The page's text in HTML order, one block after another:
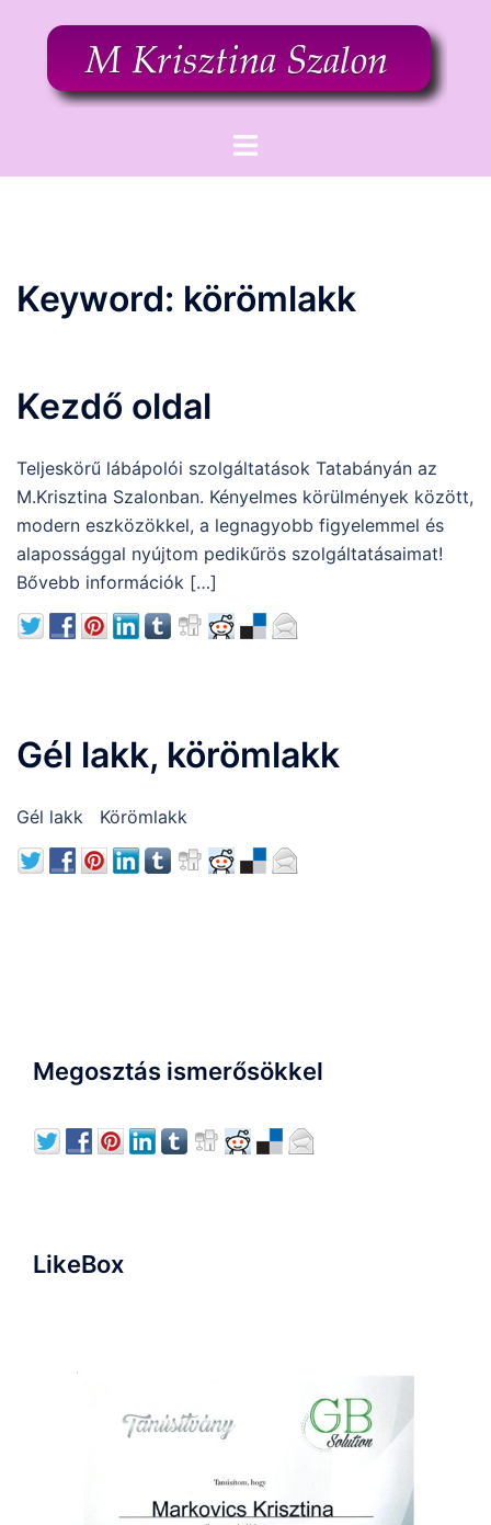
Toggle
Keyword: körömlakk
Kezdő oldal
Teljeskörű lábápolói szolgáltatások Tatabányán az
M.Krisztina Szalonban. Kényelmes körülmények között,
modern eszközökkel, a legnagyobb figyelemmel és
alapossággal nyújtom pedikűrös szolgáltatásaimat!
Bővebb információk […]
Gél lakk, körömlakk
Gél lakk Körömlakk
Megosztás ismerősökkel
LikeBox